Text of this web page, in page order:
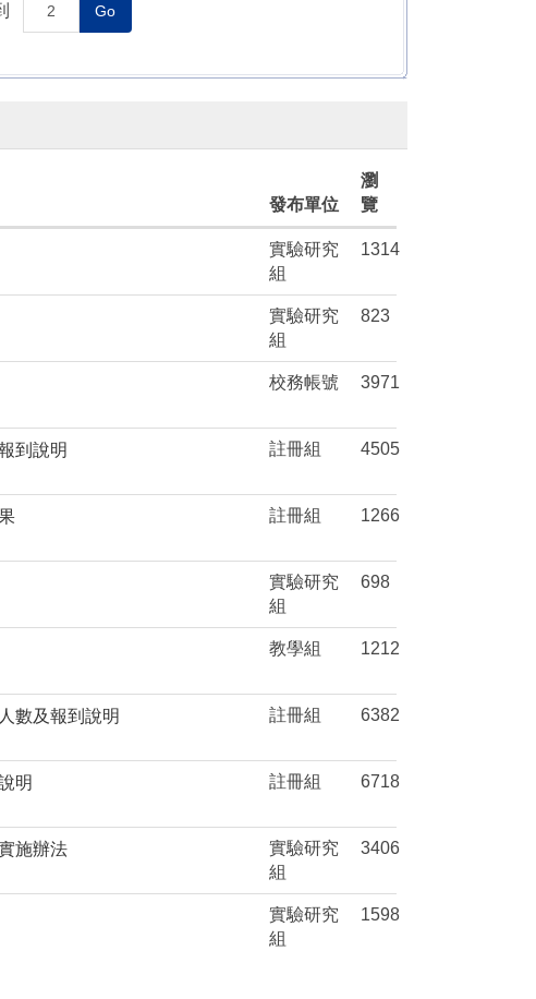
Go
發布單位
瀏
覽
實驗研究
組
1314
實驗研究
組
823
校務帳號 3971
到說明 註冊組 4505
註冊組 1266
實驗研究
組
698
教學組 1212
數及報到說明 註冊組 6382
明 註冊組 6718
施辦法
實驗研究
組
3406
實驗研究
組
1598